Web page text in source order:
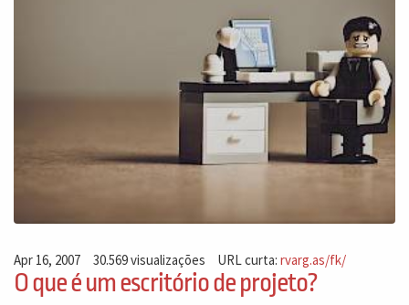
Apr 16, 2007 30.569 visualizações URL curta:rvarg.as/fk/
O que é um escritório de projeto?